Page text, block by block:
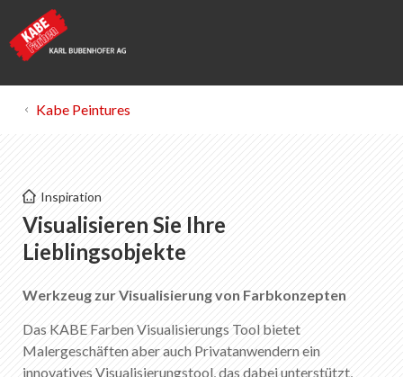
KABE Visualisierungs-App
Portrait de KABE Peintures
Points de vente
Kabe Peintures
Inspiration
Visualisieren Sie Ihre
Lieblingsobjekte
Werkzeug zur Visualisierung von Farbkonzepten
Das KABE Farben Visualisierungs Tool bietet
Malergeschäften aber auch Privatanwendern ein
innovatives Visualisierungstool, das dabei unterstützt,